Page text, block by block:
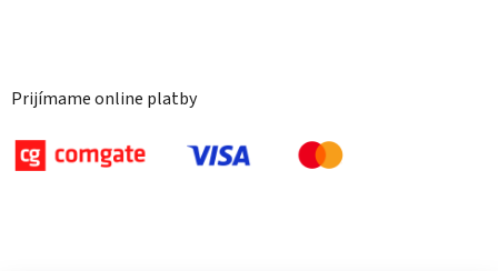
Prijímame online platby